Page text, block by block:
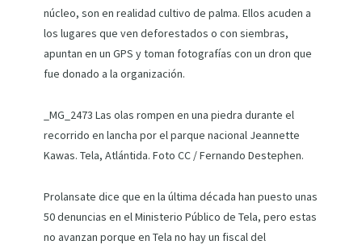
núcleo, son en realidad cultivo de palma. Ellos acuden a
los lugares que ven deforestados o con siembras,
apuntan en un GPS y toman fotografías con un dron que
fue donado a la organización.
_MG_2473 Las olas rompen en una piedra durante el
recorrido en lancha por el parque nacional Jeannette
Kawas. Tela, Atlántida. Foto CC / Fernando Destephen.
Prolansate dice que en la última década han puesto unas
50 denuncias en el Ministerio Público de Tela, pero estas
no avanzan porque en Tela no hay un fiscal del